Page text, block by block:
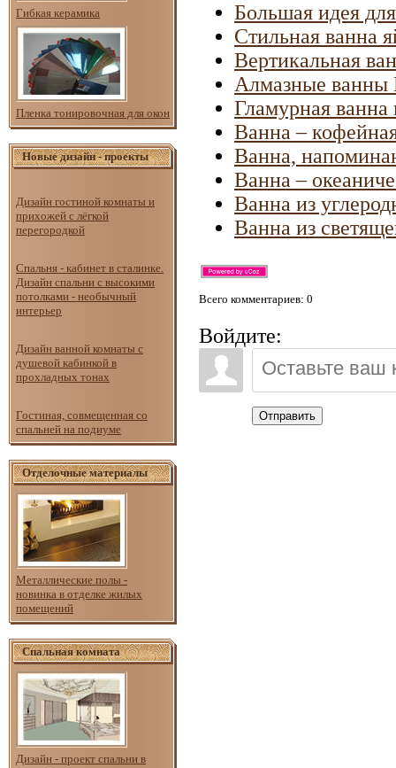
Гибкая керамика
Пленка тонировочная для окон
Новые дизайн - проекты
Дизайн гостиной комнаты и
прихожей с лёгкой
перегородкой
Спальня - кабинет в сталинке.
Дизайн спальни с высокими
потолками - необычный
интерьер
Дизайн ванной комнаты с
душевой кабинкой в
прохладных тонах
Гостиная, совмещенная со
спальней на подиуме
Отделочные материалы
Металлические полы -
новинка в отделке жилых
помещений
Спальная комната
Дизайн - проект спальни в
Большая идея
Стильная ванна
Вертикальная
Алмазные ванны
Гламурная ванна
Ванна –
Ванна,
Ванна –
Ванна из
Ванна из
Всего комментариев: 0
Войдите:
Отправить